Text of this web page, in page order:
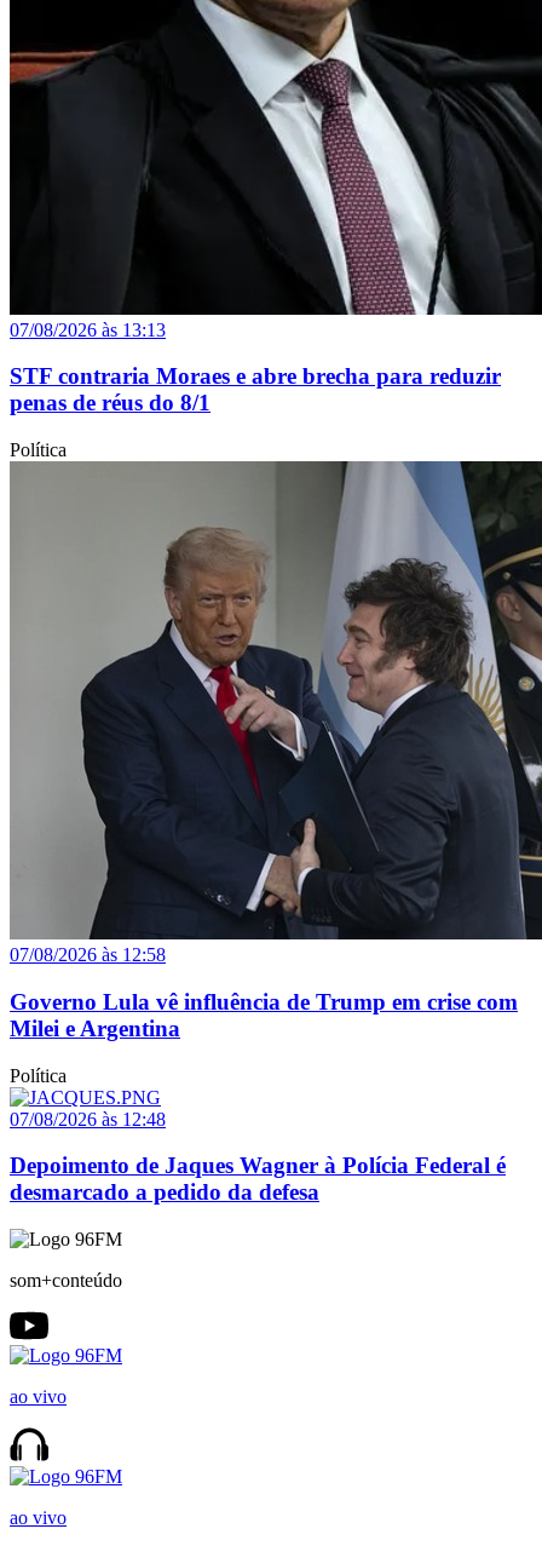
07/08/2026 às 13:13
STF contraria Moraes e abre brecha para reduzir
penas de réus do 8/1
Política
07/08/2026 às 12:58
Governo Lula vê influência de Trump em crise com
Milei e Argentina
Política
07/08/2026 às 12:48
Depoimento de Jaques Wagner à Polícia Federal é
desmarcado a pedido da defesa
som+conteúdo
ao vivo
ao vivo